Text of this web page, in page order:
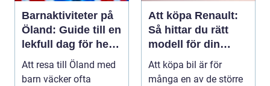
Barnaktiviteter på
Öland: Guide till en
lekfull dag för hela
familjen
Att resa till Öland med
barn väcker ofta
Att köpa Renault:
Så hittar du rätt
modell för din
vardag
Att köpa bil är för
många en av de större